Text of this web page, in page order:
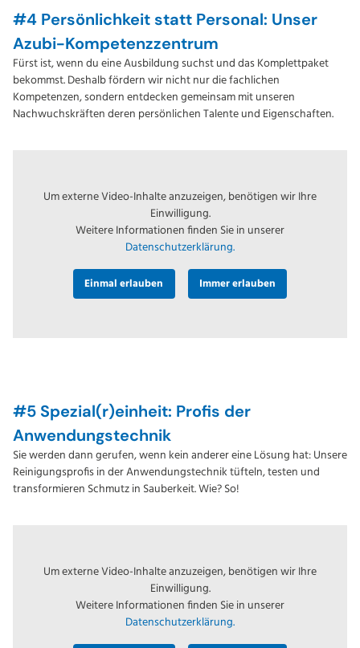
#4 Persönlichkeit statt Personal: Unser
Azubi-Kompetenzzentrum
Fürst ist, wenn du eine Ausbildung suchst und das Komplettpaket
bekommst. Deshalb fördern wir nicht nur die fachlichen
Kompetenzen, sondern entdecken gemeinsam mit unseren
Nachwuchskräften deren persönlichen Talente und Eigenschaften.
Um externe Video-Inhalte anzuzeigen, benötigen wir Ihre
Einwilligung.
Weitere Informationen finden Sie in unserer
Datenschutzerklärung.
Einmal erlauben Immer erlauben
#5 Spezial(r)einheit: Profis der
Anwendungstechnik
Sie werden dann gerufen, wenn kein anderer eine Lösung hat: Unsere
Reinigungsprofis in der Anwendungstechnik tüfteln, testen und
transformieren Schmutz in Sauberkeit. Wie? So!
Um externe Video-Inhalte anzuzeigen, benötigen wir Ihre
Einwilligung.
Weitere Informationen finden Sie in unserer
Datenschutzerklärung.